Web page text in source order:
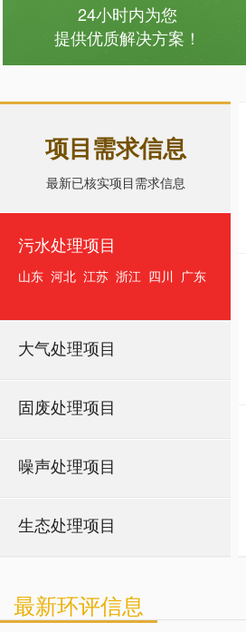
24小时内为您
提供优质解决方案！
项目需求信息
最新已核实项目需求信息
污水处理项目
山东 河北 江苏 浙江 四川 广东
大气处理项目
固废处理项目
噪声处理项目
生态处理项目
最新环评信息